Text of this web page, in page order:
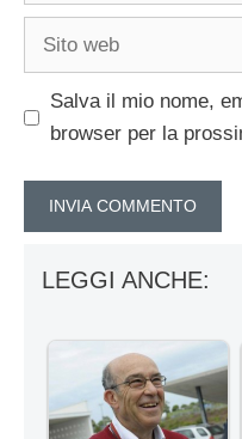
Sito
Salva il mio nome,
browser per la
LEGGI ANCHE: